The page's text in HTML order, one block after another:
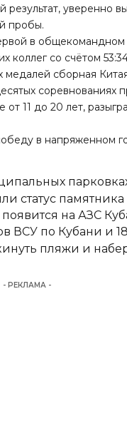
уверенно
пробы.
в общекомандном
коллег со счётом
медалей сборная
соревнованиях
11 до 20 лет,
в напряженном
статус
на АЗС
ВСУ по Кубани и
пляжи и
- РЕКЛАМА -